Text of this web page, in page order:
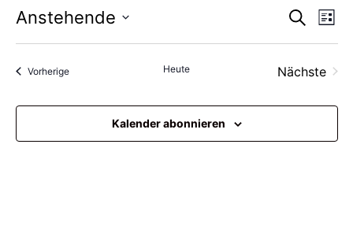
SucheListe
Anstehende
Datum
wählen.
VorherigeVeranstaltungen Heute
Nächste
Kalender abonnieren